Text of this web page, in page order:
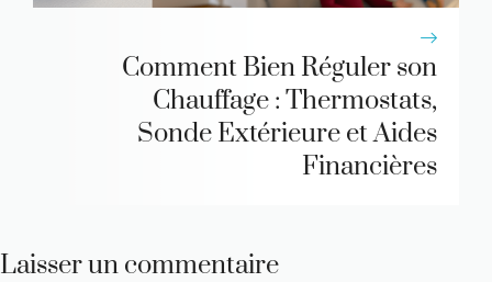
Comment Bien Réguler son
Chauffage : Thermostats,
Sonde Extérieure et Aides
Financières
Laisser un commentaire